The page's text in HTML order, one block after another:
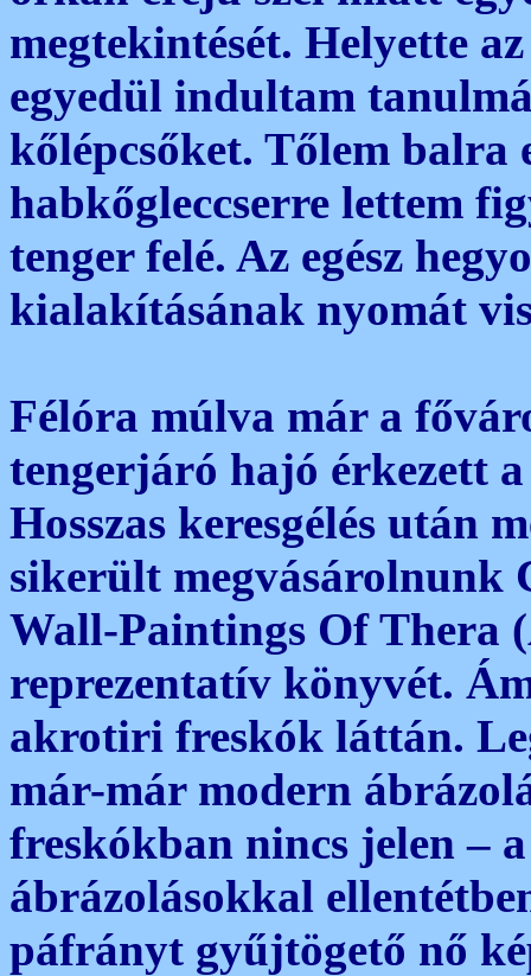
megtekintését. Helyette
egyedül indultam
kőlépcsőket. Tőlem balra
habkőgleccserre lettem
tenger felé. Az egész
kialakításának nyomát
Félóra múlva már a
tengerjáró hajó érkezett
Hosszas keresgélés után
sikerült megvásárolnunk
Wall-Paintings Of Thera
reprezentatív könyvét.
akrotiri freskók láttán.
már-már modern
freskókban nincs jelen –
ábrázolásokkal
páfrányt gyűjtögető nő